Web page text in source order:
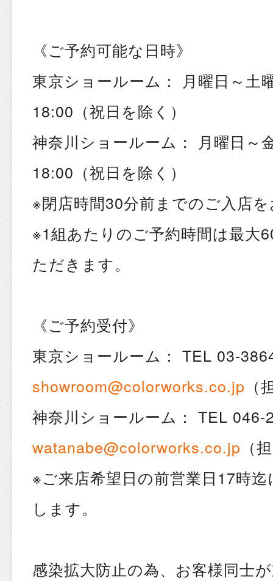
《ご予約可能な日時》
東京ショールーム： 月曜日～
18:00（祝日を除く）
神奈川ショールーム： 月曜日
18:00（祝日を除く）
※閉店時間30分前までのご入店
※1組あたりのご予約時間は最大
ただきます。
《ご予約受付》
東京ショールーム： TEL 03-
showroom@colorworks.co.jp
神奈川ショールーム： TEL
watanabe@colorworks.co.jp （
※ご来店希望日の前営業日17時
します。
感染拡大防止の為、お客様同士